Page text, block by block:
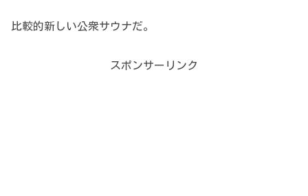
比較的新しい公衆サウナだ。
スポンサーリンク